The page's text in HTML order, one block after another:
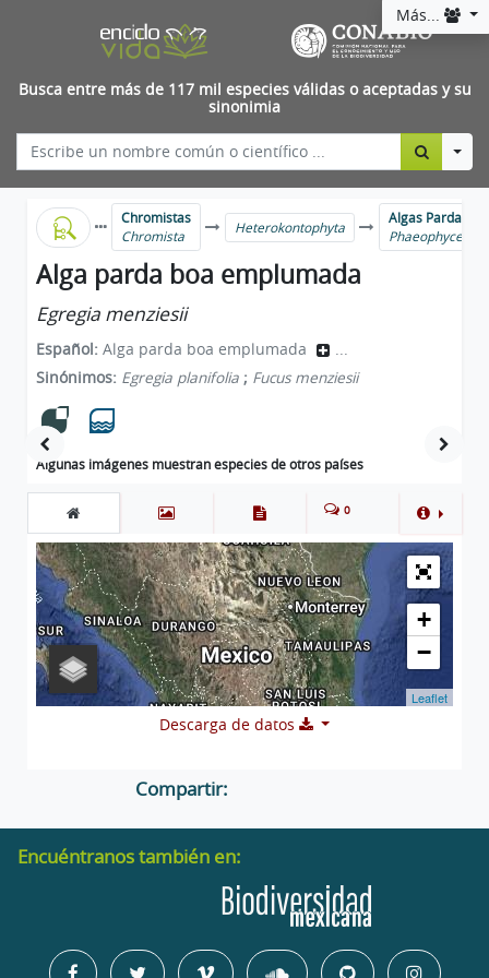
Más...
Busca entre más de 117 mil especies válidas o aceptadas y su
sinonimia
Chromistas
Chromista
Heterokontophyta
Algas Pardas
Phaeophyceae
Alga parda boa emplumada
Egregia menziesii
Español: Alga parda boa emplumada
...
Sinónimos: Egregia planifolia ; Fucus menziesii
Algunas imágenes muestran especies de otros países
0
+
−
Leaflet
Descarga de datos
Compartir:
Encuéntranos también en: